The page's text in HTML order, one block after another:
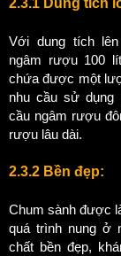
2.3.1 Dung tích
Với dung tích
ngâm rượu 100
chứa được một
nhu cầu sử dụng
cầu ngâm rượu
rượu lâu dài.
2.3.2 Bền đẹp:
Chum sành được
quá trình nung ở
chất bền đẹp,